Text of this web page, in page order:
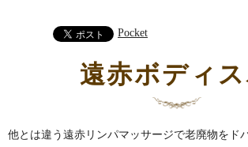
Pocket
遠赤ボディ
他とは違う遠赤リンパマッサージで老廃物をド